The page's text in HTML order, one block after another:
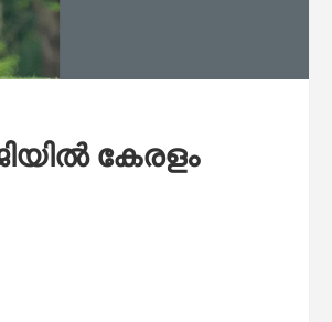
കേരളം